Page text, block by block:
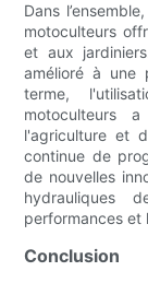
Dans
motoculteurs
et aux
amélioré à une
terme,
motoculteurs
l'agriculture et
continue de
de nouvelles
hydrauliques
performances et
Conclusion